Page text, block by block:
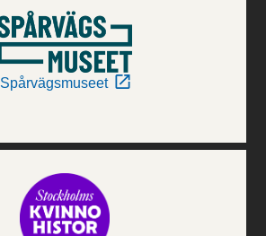
Spårvägsmuseet